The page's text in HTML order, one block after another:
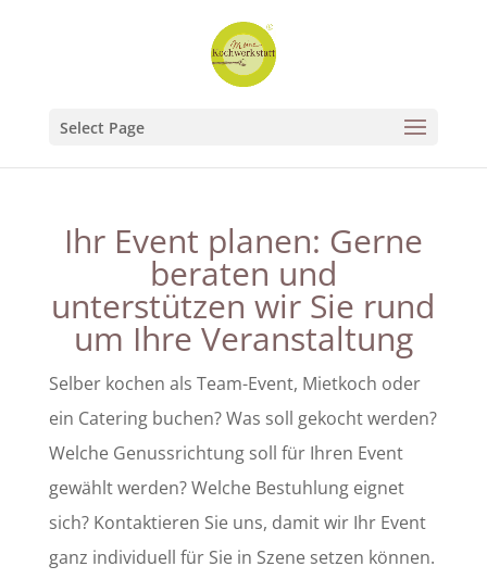
Select Page
Ihr Event planen: Gerne
beraten und
unterstützen wir Sie rund
um Ihre Veranstaltung
Selber kochen als Team-Event, Mietkoch oder
ein Catering buchen? Was soll gekocht werden?
Welche Genussrichtung soll für Ihren Event
gewählt werden? Welche Bestuhlung eignet
sich? Kontaktieren Sie uns, damit wir Ihr Event
ganz individuell für Sie in Szene setzen können.